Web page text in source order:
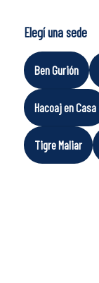
Elegí una sede
Ben Gurión
Hacoaj en Casa
Tigre Maliar